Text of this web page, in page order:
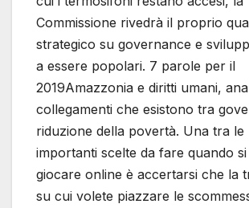
Commissione rivedrà il proprio
strategico su governance e
a essere popolari. 7 parole per il
2019Amazzonia e diritti umani,
collegamenti che esistono tra
riduzione della povertà. Una tra le
importanti scelte da fare quando
giocare online è accertarsi che la
su cui volete piazzare le